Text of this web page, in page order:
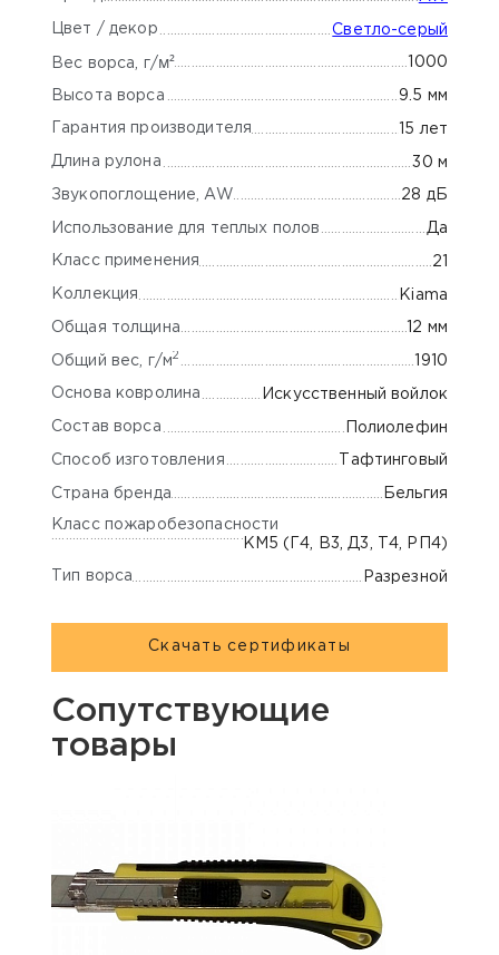
Цвет / декор Светло-серый
Вес ворса, г/м² 1000
Высота ворса 9.5 мм
Гарантия производителя 15 лет
Длина рулона 30 м
Звукопоглощение, AW 28 дБ
Использование для теплых полов Да
Класс применения 21
Коллекция Kiama
Общая толщина 12 мм
Общий вес, г/м2 1910
Основа ковролина Искусственный войлок
Состав ворса Полиолефин
Способ изготовления Тафтинговый
Страна бренда Бельгия
Класс пожаробезопасности
КМ5 (Г4, В3, Д3, Т4, РП4)
Тип ворса Разрезной
Скачать сертификаты
Сопутствующие
товары